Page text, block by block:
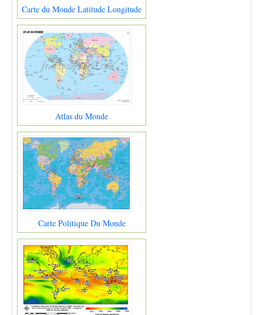
Carte du Monde Latitude Longitude
Atlas du Monde
Carte Politique Du Monde